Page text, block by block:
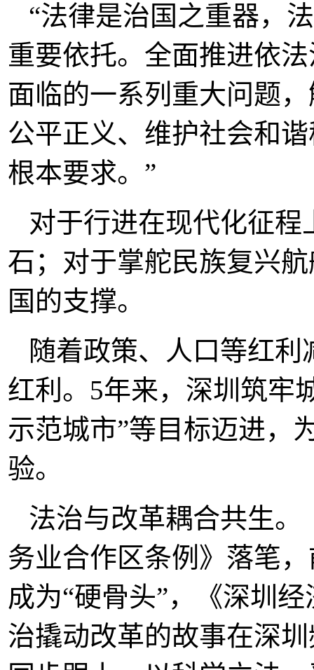
“法律是治国之重器，
重要依托。全面推进依
面临的一系列重大问题
公平正义、维护社会和
根本要求。”
对于行进在现代化征
石；对于掌舵民族复兴
国的支撑。
随着政策、人口等红
红利。5年来，深圳筑牢
示范城市”等目标迈进，
验。
法治与改革耦合共生
务业合作区条例》落笔
成为“硬骨头”，《深圳
治撬动改革的故事在深